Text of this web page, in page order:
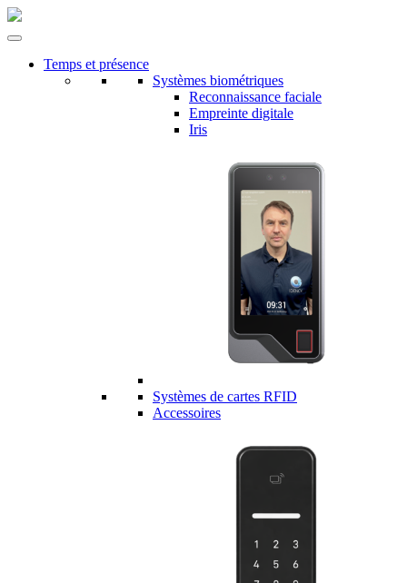
Temps et présence
Systèmes biométriques
Reconnaissance faciale
Empreinte digitale
Iris
Systèmes de cartes RFID
Accessoires